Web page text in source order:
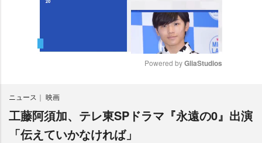
e
Powered by GliaStudios
ニュース 映画
工藤阿須加、テレ東SPドラマ『永遠の0』出演
「伝えていかなければ」